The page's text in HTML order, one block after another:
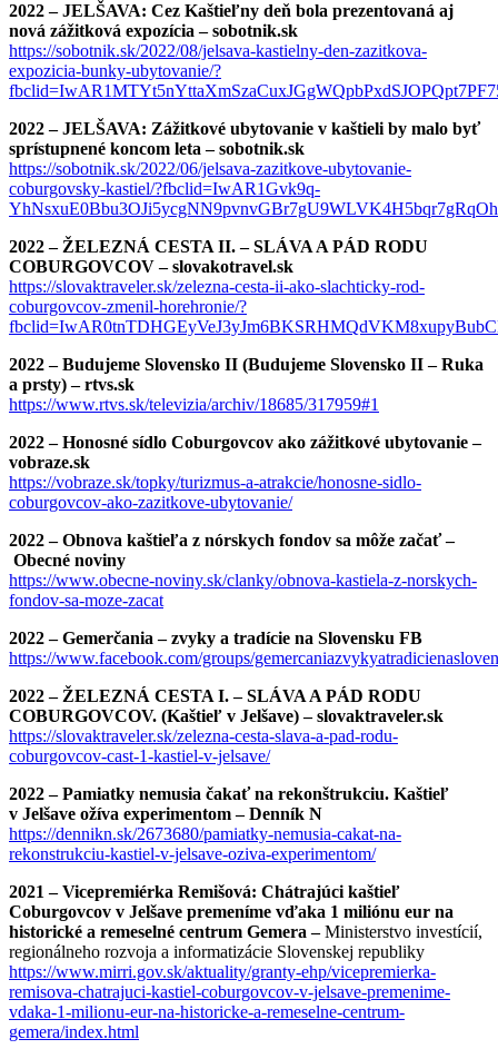
2022 – JELŠAVA: Cez Kaštieľny deň bola prezentovaná aj
nová zážitková expozícia – sobotnik.sk
https://sobotnik.sk/2022/08/jelsava-kastielny-den-zazitkova-
expozicia-bunky-ubytovanie/?
2022 – JELŠAVA: Zážitkové ubytovanie v kaštieli by malo byť
sprístupnené koncom leta – sobotnik.sk
https://sobotnik.sk/2022/06/jelsava-zazitkove-ubytovanie-
coburgovsky-kastiel/?fbclid=IwAR1Gvk9q-
2022 – ŽELEZNÁ CESTA II. – SLÁVA A PÁD RODU
COBURGOVCOV – slovakotravel.sk
https://slovaktraveler.sk/zelezna-cesta-ii-ako-slachticky-rod-
coburgovcov-zmenil-horehronie/?
2022 – Budujeme Slovensko II (Budujeme Slovensko II – Ruka
a prsty) – rtvs.sk
https://www.rtvs.sk/televizia/archiv/18685/317959#1
2022 – Honosné sídlo Coburgovcov ako zážitkové ubytovanie –
vobraze.sk
https://vobraze.sk/topky/turizmus-a-atrakcie/honosne-sidlo-
coburgovcov-ako-zazitkove-ubytovanie/
2022 – Obnova kaštieľa z nórskych fondov sa môže začať –
Obecné noviny
https://www.obecne-noviny.sk/clanky/obnova-kastiela-z-norskych-
fondov-sa-moze-zacat
2022 – Gemerčania – zvyky a tradície na Slovensku FB
https://www.facebook.com/groups/
2022 – ŽELEZNÁ CESTA I. – SLÁVA A PÁD RODU
COBURGOVCOV. (Kaštieľ v Jelšave) – slovaktraveler.sk
https://slovaktraveler.sk/zelezna-cesta-slava-a-pad-rodu-
coburgovcov-cast-1-kastiel-v-jelsave/
2022 – Pamiatky nemusia čakať na rekonštrukciu. Kaštieľ
v Jelšave ožíva experimentom – Denník N
https://dennikn.sk/2673680/pamiatky-nemusia-cakat-na-
rekonstrukciu-kastiel-v-jelsave-oziva-experimentom/
2021 – Vicepremiérka Remišová: Chátrajúci kaštieľ
Coburgovcov v Jelšave premeníme vďaka 1 miliónu eur na
historické a remeselné centrum Gemera –Ministerstvo investícií,
regionálneho rozvoja a informatizácie Slovenskej republiky
https://www.mirri.gov.sk/aktuality/granty-ehp/vicepremierka-
remisova-chatrajuci-kastiel-coburgovcov-v-jelsave-premenime-
vdaka-1-milionu-eur-na-historicke-a-remeselne-centrum-
gemera/index.html